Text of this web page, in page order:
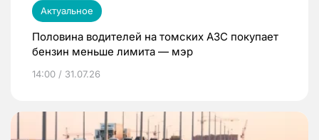
Актуальное
Половина водителей на томских АЗС покупает
бензин меньше лимита — мэр
14:00 / 31.07.26